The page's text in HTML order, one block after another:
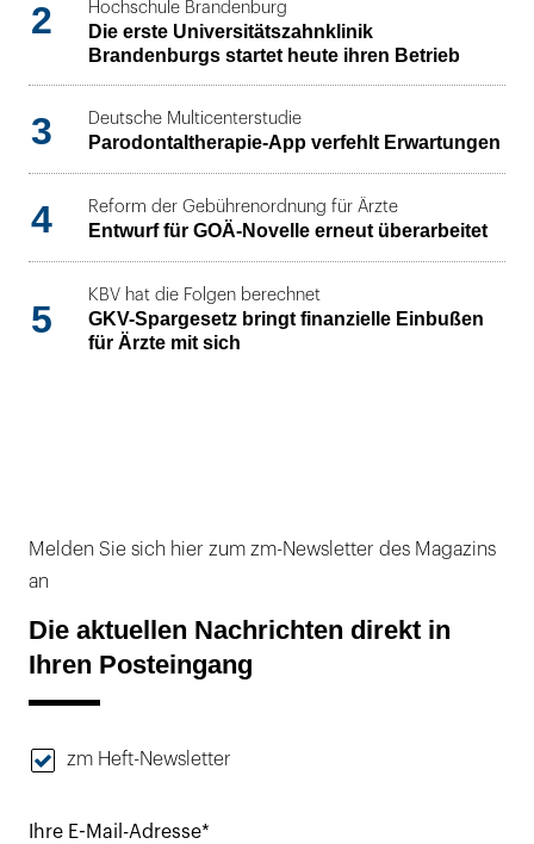
2 Hochschule Brandenburg
Die erste Universitätszahnklinik
Brandenburgs startet heute ihren Betrieb
3 Deutsche Multicenterstudie
Parodontaltherapie-App verfehlt Erwartungen
4 Reform der Gebührenordnung für Ärzte
Entwurf für GOÄ-Novelle erneut überarbeitet
5
KBV hat die Folgen berechnet
GKV-Spargesetz bringt finanzielle Einbußen
für Ärzte mit sich
Melden Sie sich hier zum zm-Newsletter des Magazins
an
Die aktuellen Nachrichten direkt in
Ihren Posteingang
zm Heft-Newsletter
Ihre E-Mail-Adresse*